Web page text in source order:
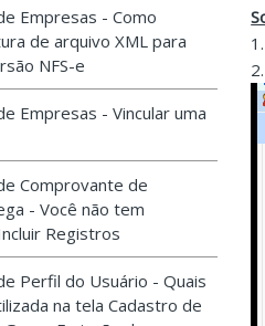
Empresas - Como
de arquivo XML para
NFS-e
Empresas - Vincular uma
Comprovante de
- Você não tem
Registros
Perfil do Usuário - Quais
na tela Cadastro de